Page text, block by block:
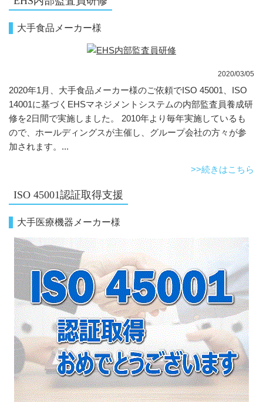
大手食品メーカー様
2020/03/05
2020年1月、大手食品メーカー様のご依頼でISO 45001、ISO
14001に基づくEHSマネジメントシステムの内部監査員養成研
修を2日間で実施しました。 2010年より毎年実施しているも
ので、ホールディングスが主催し、グループ会社の方々が参
加されます。...
>>続きはこちら
ISO 45001認証取得支援
大手医療機器メーカー様